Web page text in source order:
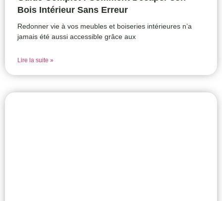
Bois Intérieur Sans Erreur
Redonner vie à vos meubles et boiseries intérieures n’a
jamais été aussi accessible grâce aux
Lire la suite »